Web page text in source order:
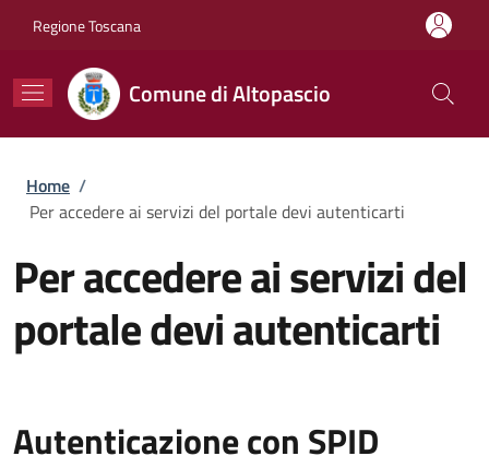
Regione Toscana
Comune di Altopascio
Briciole di pane
Home /
Per accedere ai servizi del portale devi autenticarti
Per accedere ai servizi del
portale devi autenticarti
Autenticazione con SPID